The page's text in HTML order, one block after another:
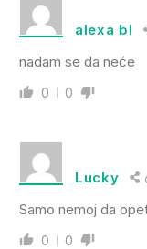
alexa bl
nadam se da neće
0 0
Lucky
Samo nemoj da
0 0